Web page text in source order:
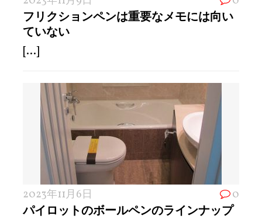
フリクションペンは重要なメモには向い
ていない
[...]
2023年11月6日 0
パイロットのボールペンのラインナップ